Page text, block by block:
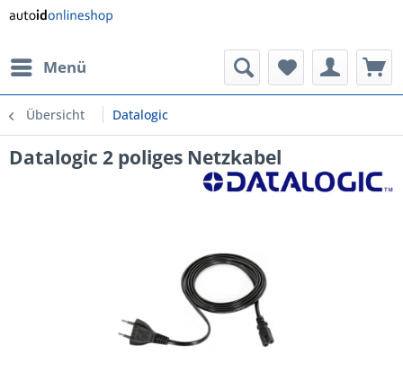
Menü
Übersicht Datalogic
Datalogic 2 poliges Netzkabel